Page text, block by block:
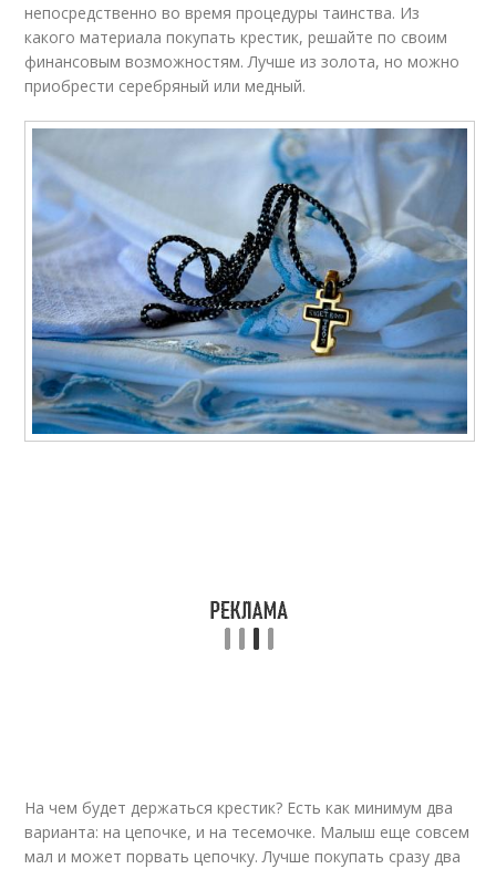
непосредственно во время процедуры таинства. Из
какого материала покупать крестик, решайте по своим
финансовым возможностям. Лучше из золота, но можно
приобрести серебряный или медный.
На чем будет держаться крестик? Есть как минимум два
варианта: на цепочке, и на тесемочке. Малыш еще совсем
мал и может порвать цепочку. Лучше покупать сразу два